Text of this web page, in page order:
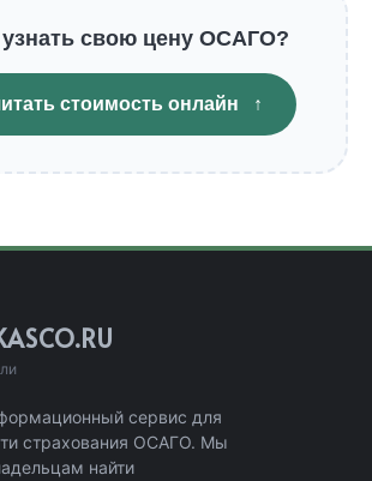
свою цену ОСАГО?
стоимость онлайн ↑
сервис для
страхования ОСАГО. Мы
найти